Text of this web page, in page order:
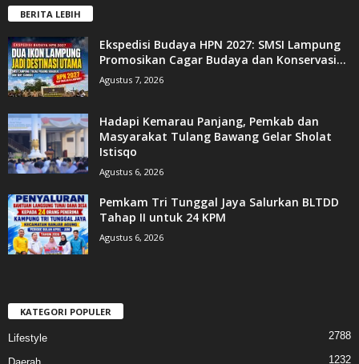
BERITA LEBIH
Ekspedisi Budaya HPN 2027: SMSI Lampung
Promosikan Cagar Budaya dan Konservasi...
Agustus 7, 2026
Hadapi Kemarau Panjang, Pemkab dan
Masyarakat Tulang Bawang Gelar Sholat
Istisqo
Agustus 6, 2026
Pemkam Tri Tunggal Jaya Salurkan BLTDD
Tahap II untuk 24 KPM
Agustus 6, 2026
KATEGORI POPULER
Lifestyle 2788
1232